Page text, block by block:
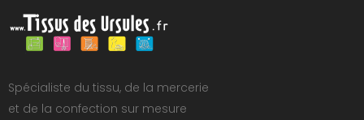
Spécialiste du tissu, de la mercerie
et de la confection sur mesure